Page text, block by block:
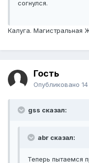
согнулся.
Калуга.
Гость
Опубликовано
gss сказал:
abr сказал:
Теперь пытаемся